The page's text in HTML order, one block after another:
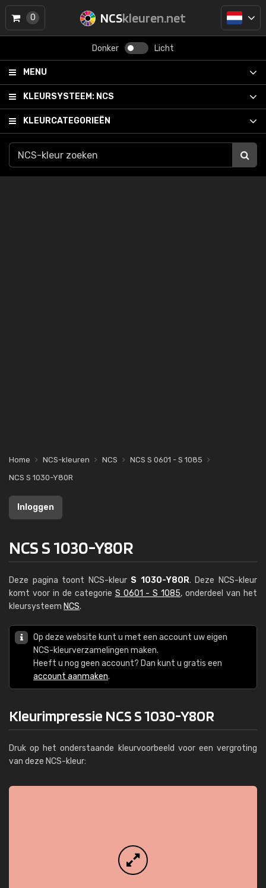
NCSkleuren.net
Donker Licht
MENU
KLEURSYSTEEM: NCS
KLEURCATEGORIEËN
0
Home NCS-kleuren NCS
NCS S 0601 - S 1085
NCS S 1030-Y80R
Inloggen
NCS S 1030-Y80R
Deze pagina toont NCS-kleur S 1030-Y80R. Deze NCS-kleur
komt voor in de categorie S 0601 - S 1085, onderdeel van het
kleursysteem NCS.
Op deze website kunt u met een account uw eigen
NCS-kleurverzamelingen maken.
Heeft u nog geen account? Dan kunt u gratis een
account aanmaken.
Kleurimpressie NCS S 1030-Y80R
Druk op het onderstaande kleurvoorbeeld voor een vergroting
van deze NCS-kleur: